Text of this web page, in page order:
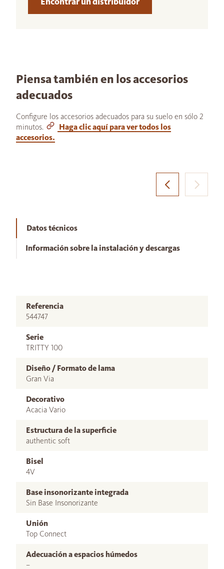
Piensa también en los accesorios
adecuados
Configure los accesorios adecuados para su suelo en sólo 2
minutos.
Haga clic aquí para ver todos los
accesorios.
Datos técnicos
Información sobre la instalación y descargas
Referencia
544747
Serie
TRITTY 100
Diseño / Formato de lama
Gran Via
Decorativo
Acacia Vario
Estructura de la superficie
authentic soft
Bisel
4V
Base insonorizante integrada
Sin Base Insonorizante
Unión
Top Connect
Adecuación a espacios húmedos
–